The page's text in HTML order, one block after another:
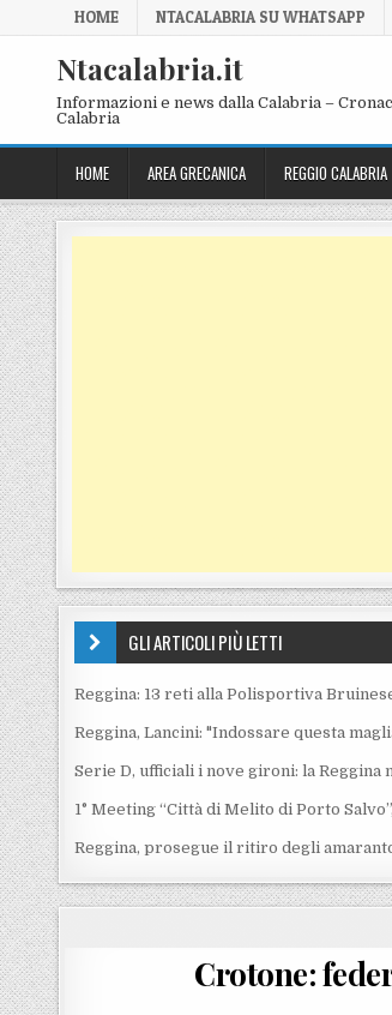
Skip to content
HOME NTACALABRIA SU WHATSAPP
Ntacalabria.it
Informazioni e news dalla Calabria –
Calabria
HOME AREA GRECANICA REGGIO CALABRIA
GLI ARTICOLI PIÙ LETTI
Reggina: 13 reti alla Polisportiva
Reggina, Lancini: "Indossare questa
Serie D, ufficiali i nove gironi: la Reggina
1° Meeting “Città di Melito di Porto
Reggina, prosegue il ritiro degli
Crotone: